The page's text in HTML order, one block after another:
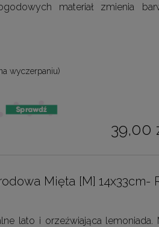
materiał zmienia
wyczerpaniu)
39,00
Mięta [M] 14x33cm-
lato i orzeźwiająca lemoniada.